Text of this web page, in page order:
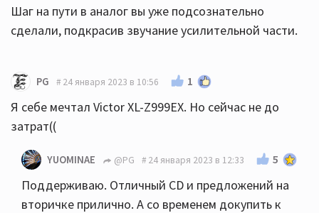
Шаг на пути в аналог вы уже подсознательно
сделали, подкрасив звучание усилительной части.
PG 24 января 2023 в 10:56 1
Я себе мечтал Victor XL-Z999EX. Но сейчас не до
затрат((
YUOMINAE @PG 24 января 2023 в 12:33 5
Поддерживаю. Отличный CD и предложений на
вторичке прилично. А со временем докупить к